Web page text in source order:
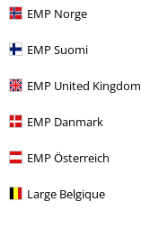
EMP Norge
EMP Suomi
EMP United Kingdom
EMP Danmark
EMP Österreich
Large Belgique
Más categorías.